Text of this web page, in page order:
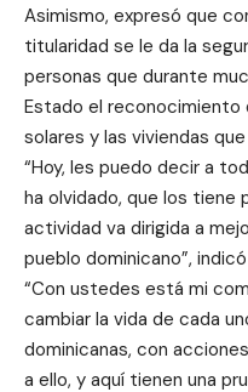
Asimismo, expresó que
titularidad se le da la
personas que durante
Estado el reconocimiento
solares y las viviendas
“Hoy, les puedo decir a
ha olvidado, que los tiene
actividad va dirigida a
pueblo dominicano”,
“Con ustedes está mi
cambiar la vida de cada
dominicanas, con
a ello, y aquí tienen una